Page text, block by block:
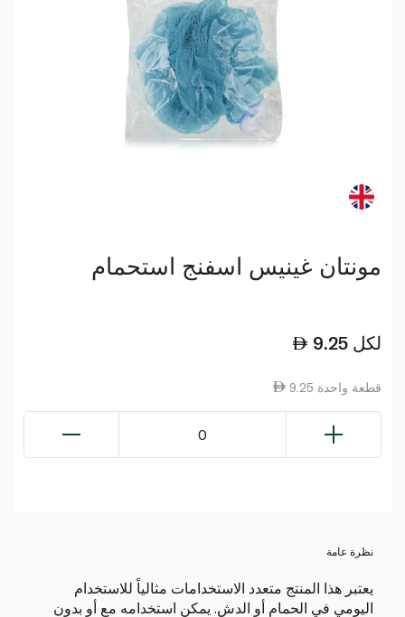
مونتان غينيس اسفنج استحمام
9.25 لكل
9.25 قطعة واحدة
0
نظرة عامة
يعتبر هذا المنتج متعدد الاستخدامات مثالياً للاستخدام
اليومي في الحمام أو الدش. يمكن استخدامه مع أو بدون